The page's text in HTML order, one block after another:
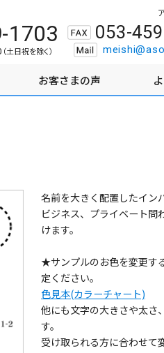
1703
（土日祝を除く）
053-
お客さまの声
名前を大きく配置したイン
ビジネス、プライベート問
けます。
★サンプルのお色を変更す
定ください。
色見本(カラーチャート)
他にも文字の大きさや太さ
す。
受け取られる方に合わせて